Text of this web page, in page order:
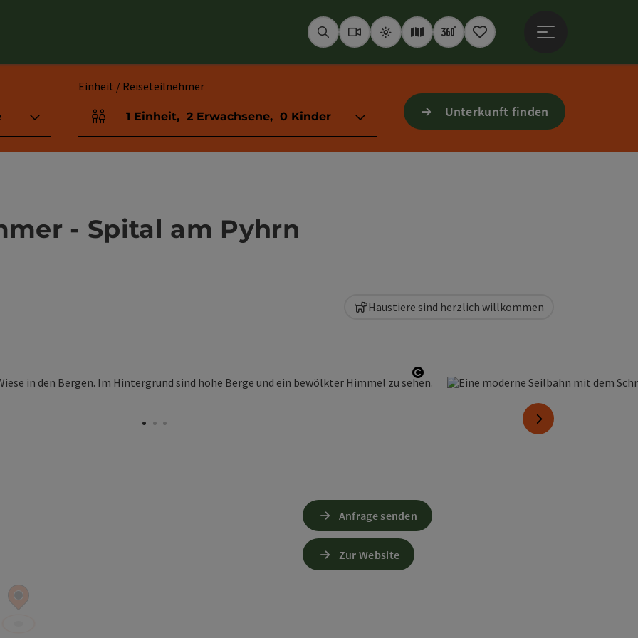
SuchenWebcams
WetterInteraktive Karte
360° Panoramen
Merkzettel
Einheit / Reiseteilnehmer
Einheitenanzahl und Personenfelder
1 Einheit, 2 Erwachsene, 0 Kinder Unterkunft finden
- Spital am Pyhrn
Copyright öffnen
nächstes Element
Haustiere sind herzlich willkommen
Anfrage senden
Zur Website